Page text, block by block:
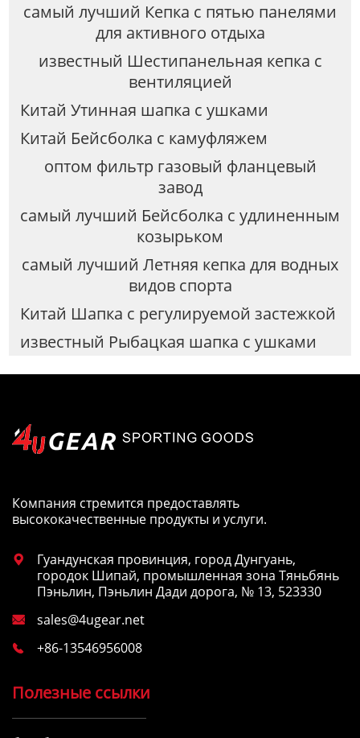
самый лучший Кепка с пятью панелями
для активного отдыха
известный Шестипанельная кепка с
вентиляцией
Китай Утинная шапка с ушками
Китай Бейсболка с камуфляжем
оптом фильтр газовый фланцевый
завод
самый лучший Бейсболка с удлиненным
козырьком
самый лучший Летняя кепка для водных
видов спорта
Китай Шапка с регулируемой застежкой
известный Рыбацкая шапка с ушками
Компания стремится предоставлять
высококачественные продукты и услуги.

Гуандунская провинция, город Дунгуань,
городок Шипай, промышленная зона Тяньбянь
Пэньлин, Пэньлин Дади дорога, № 13, 523330
 sales@4ugear.net
 +86-13546956008
Полезные ссылки